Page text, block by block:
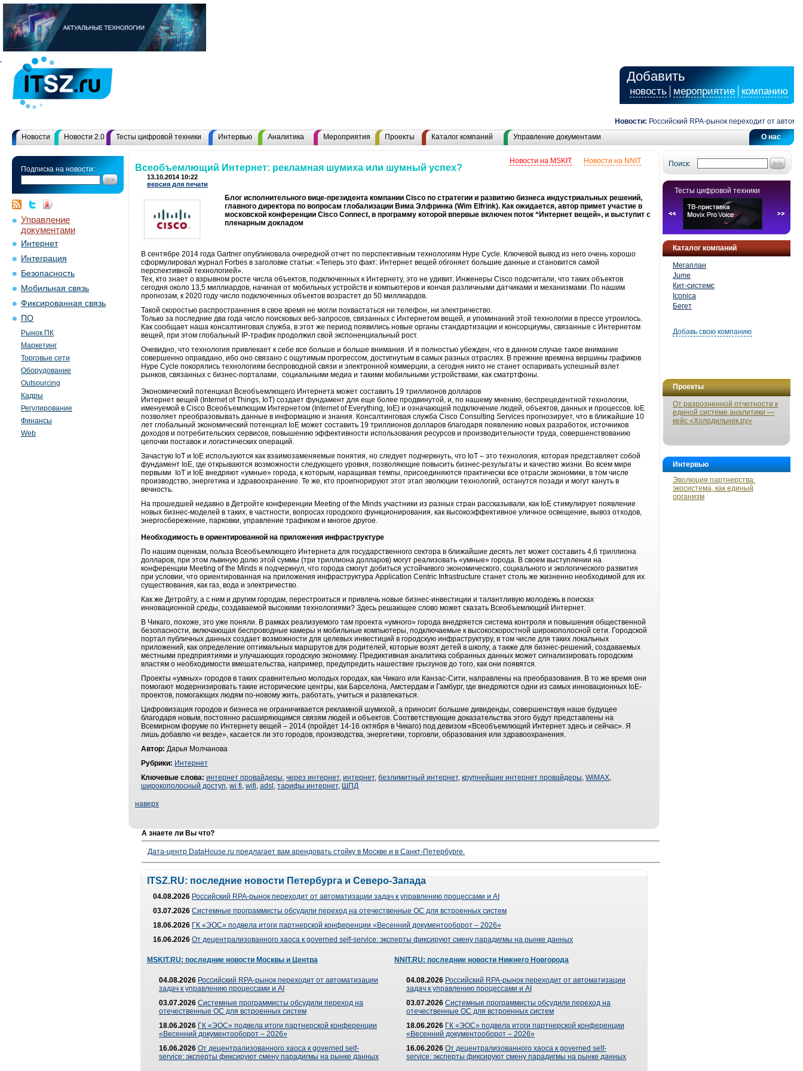
Добавить
новость мероприятие компанию
Новости: Российский RPA-рынок переходит от
О нас
Новости Новости 2.0 Тесты цифровой техники Интервью Аналитика Мероприятия Проекты Каталог компаний Управление документами
Подписка на новости:
Управление
документами
Интернет
Интеграция
Безопасность
Мобильная связь
Фиксированная связь
ПО
Рынок ПК
Маркетинг
Торговые сети
Оборудование
Outsourcing
Кадры
Регулирование
Финансы
Web
Поиск:
Тесты цифровой техники
Каталог компаний
Мегаплан
Jume
Кит-системс
Iconica
Бегет
Добавь свою компанию
Проекты
От разрозненной отчетности к
единой системе аналитики —
кейс «Холодильник.ру»
Интервью
Эволюция партнерства:
экосистема, как единый
организм
Новости на NNIT
Новости на MSKIT
Всеобъемлющий Интернет: рекламная шумиха или шумный успех?
13.10.2014 10:22
версия для печати
Блог исполнительного вице-президента компании Cisco по стратегии и развитию бизнеса индустриальных решений,
главного директора по вопросам глобализации Вима Элфринка (Wim Elfrink). Как ожидается, автор примет участие в
московской конференции Cisco Connect, в программу которой впервые включен поток “Интернет вещей», и выступит с
пленарным докладом
В сентябре 2014 года Gartner опубликовала очередной отчет по перспективным технологиям Hype Cycle. Ключевой вывод из него очень хорошо
сформулировал журнал Forbes в заголовке статьи: «Теперь это факт: Интернет вещей обгоняет большие данные и становится самой
перспективной технологией».
Тех, кто знает о взрывном росте числа объектов, подключенных к Интернету, это не удивит. Инженеры Cisco подсчитали, что таких объектов
сегодня около 13,5 миллиардов, начиная от мобильных устройств и компьютеров и кончая различными датчиками и механизмами. По нашим
прогнозам, к 2020 году число подключенных объектов возрастет до 50 миллиардов.
Такой скоростью распространения в свое время не могли похвастаться ни телефон, ни электричество.
Только за последние два года число поисковых веб-запросов, связанных с Интернетом вещей, и упоминаний этой технологии в прессе утроилось.
Как сообщает наша консалтинговая служба, в этот же период появились новые органы стандартизации и консорциумы, связанные с Интернетом
вещей, при этом глобальный IP-трафик продолжил свой экспоненциальный рост.
Очевидно, что технология привлекает к себе все больше и больше внимания. И я полностью убежден, что в данном случае такое внимание
совершенно оправдано, ибо оно связано с ощутимым прогрессом, достигнутым в самых разных отраслях. В прежние времена вершины графиков
Hype Cycle покорялись технологиям беспроводной связи и электронной коммерции, а сегодня никто не станет оспаривать успешный взлет
рынков, связанных с бизнес-порталами, социальными медиа и такими мобильными устройствами, как сматртфоны.
Экономический потенциал Всеобъемлющего Интернета может составить 19 триллионов долларов
Интернет вещей (Internet of Things, IoT) создает фундамент для еще более продвинутой, и, по нашему мнению, беспрецедентной технологии,
именуемой в Cisco Всеобъемлющим Интернетом (Internet of Everything, IoE) и означающей подключение людей, объектов, данных и процессов. IoE
позволяет преобразовывать данные в информацию и знания. Консалтинговая служба Cisco Consulting Services прогнозирует, что в ближайшие 10
лет глобальный экономический потенциал IoE может составить 19 триллионов долларов благодаря появлению новых разработок, источников
доходов и потребительских сервисов, повышению эффективности использования ресурсов и производительности труда, совершенствованию
цепочки поставок и логистических операций.
Зачастую IoT и IoE используются как взаимозаменяемые понятия, но следует подчеркнуть, что IoT – это технология, которая представляет собой
фундамент IoE, где открываются возможности следующего уровня, позволяющие повысить бизнес-результаты и качество жизни. Во всем мире
первыми IoT и IoE внедряют «умные» города, к которым, наращивая темпы, присоединяются практически все отрасли экономики, в том числе
производство, энергетика и здравоохранение. Те же, кто проигнорируют этот этап эволюции технологий, останутся позади и могут кануть в
вечность.
На прошедшей недавно в Детройте конференции Meeting of the Minds участники из разных стран рассказывали, как IoE стимулирует появление
новых бизнес-моделей в таких, в частности, вопросах городского функционирования, как высокоэффективное уличное освещение, вывоз отходов,
энергосбережение, парковки, управление трафиком и многое другое.
Необходимость в ориентированной на приложения инфраструктуре
По нашим оценкам, польза Всеобъемлющего Интернета для государственного сектора в ближайшие десять лет может составить 4,6 триллиона
долларов, при этом львиную долю этой суммы (три триллиона долларов) могут реализовать «умные» города. В своем выступлении на
конференции Meeting of the Minds я подчеркнул, что города смогут добиться устойчивого экономического, социального и экологического развития
при условии, что ориентированная на приложения инфраструктура Application Centric Infrastructure станет столь же жизненно необходимой для их
существования, как газ, вода и электричество.
Как же Детройту, а с ним и другим городам, перестроиться и привлечь новые бизнес-инвестиции и талантливую молодежь в поисках
инновационной среды, создаваемой высокими технологиями? Здесь решающее слово может сказать Всеобъемлющий Интернет.
В Чикаго, похоже, это уже поняли. В рамках реализуемого там проекта «умного» города внедряется система контроля и повышения общественной
безопасности, включающая беспроводные камеры и мобильные компьютеры, подключаемые к высокоскоростной широкополосной сети. Городской
портал публичных данных создает возможности для целевых инвестиций в городскую инфраструктуру, в том числе для таких локальных
приложений, как определение оптимальных маршрутов для родителей, которые возят детей в школу, а также для бизнес-решений, создаваемых
местными предприятиями и улучшающих городскую экономику. Предиктивная аналитика собранных данных может сигнализировать городским
властям о необходимости вмешательства, например, предупредить нашествие грызунов до того, как они появятся.
Проекты «умных» городов в таких сравнительно молодых городах, как Чикаго или Канзас-Сити, направлены на преобразования. В то же время они
помогают модернизировать такие исторические центры, как Барселона, Амстердам и Гамбург, где внедряются одни из самых инновационных IoE-
проектов, помогающих людям по-новому жить, работать, учиться и развлекаться.
Цифровизация городов и бизнеса не ограничивается рекламной шумихой, а приносит большие дивиденды, совершенствуя наше будущее
благодаря новым, постоянно расширяющимся связям людей и объектов. Соответствующие доказательства этого будут представлены на
Всемирном форуме по Интернету вещей – 2014 (пройдет 14-16 октября в Чикаго) под девизом «Всеобъемлющий Интернет здесь и сейчас». Я
лишь добавлю «и везде», касается ли это городов, производства, энергетики, торговли, образования или здравоохранения.
Автор: Дарья Молчанова
Рубрики: Интернет
Ключевые слова: интернет провайдеры, через интернет, интернет, безлимитный интернет, крупнейшие интернет провайдеры, WiMAX,
широкополосный доступ, wi fi, wifi, adsl , тарифы интернет, ШПД
наверх
А знаете ли Вы что?
Дата-центр DataHouse.ru предлагает вам арендовать стойку в Москве и в Санкт-Петербурге.
ITSZ.RU: последние новости Петербурга и Северо-Запада
04.08.2026 Российский RPA-рынок переходит от автоматизации задач к управлению процессами и AI
03.07.2026 Системные программисты обсудили переход на отечественные ОС для встроенных систем
18.06.2026 ГК «ЭОС» подвела итоги партнерской конференции «Весенний документооборот – 2026»
16.06.2026 От децентрализованного хаоса к governed self-service: эксперты фиксируют смену парадигмы на рынке данных
MSKIT.RU: последние новости Москвы и Центра
04.08.2026 Российский RPA-рынок переходит от автоматизации
задач к управлению процессами и AI
03.07.2026 Системные программисты обсудили переход на
отечественные ОС для встроенных систем
18.06.2026 ГК «ЭОС» подвела итоги партнерской конференции
«Весенний документооборот – 2026»
16.06.2026 От децентрализованного хаоса к governed self-
service: эксперты фиксируют смену парадигмы на рынке данных
NNIT.RU: последние новости Нижнего Новгорода
04.08.2026 Российский RPA-рынок переходит от автоматизации
задач к управлению процессами и AI
03.07.2026 Системные программисты обсудили переход на
отечественные ОС для встроенных систем
18.06.2026 ГК «ЭОС» подвела итоги партнерской конференции
«Весенний документооборот – 2026»
16.06.2026 От децентрализованного хаоса к governed self-
service: эксперты фиксируют смену парадигмы на рынке данных